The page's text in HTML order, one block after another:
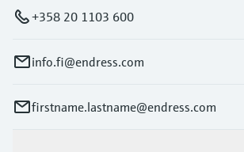
+358 20 1103 600
info.fi@endress.com
firstname.lastname@endress.com